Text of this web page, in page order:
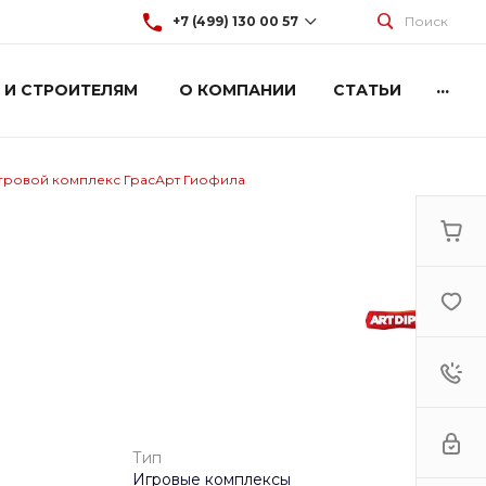
+7 (499) 130 00 57 Поиск
СТРОИТЕЛЯМ О КОМПАНИИ СТАТЬИ ...
комплекс ГрасАрт Гиофила
Тип
Игровые комплексы